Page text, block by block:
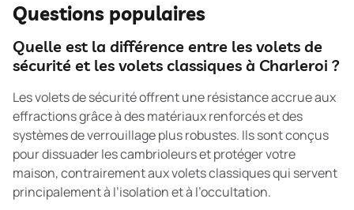
Questions populaires
Quelle est la différence entre les volets de
sécurité et les volets classiques à Charleroi ?
Les volets de sécurité offrent une résistance accrue aux
effractions grâce à des matériaux renforcés et des
systèmes de verrouillage plus robustes. Ils sont conçus
pour dissuader les cambrioleurs et protéger votre
maison, contrairement aux volets classiques qui servent
principalement à l’isolation et à l’occultation.